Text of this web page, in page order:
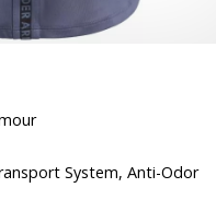
System, Anti-Odor